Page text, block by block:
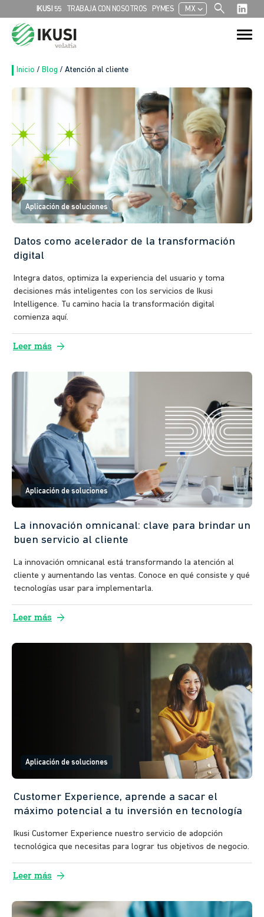
IKUSI 55 TRABAJA CON NOSOTROS PYMES MXchevron_left search
Search
for:
Search Button
Inicio / Blog / Atención al cliente
Aplicación de soluciones
Datos como acelerador de la transformación
digital
Integra datos, optimiza la experiencia del usuario y toma
decisiones más inteligentes con los servicios de Ikusi
Intelligence. Tu camino hacia la transformación digital
comienza aquí.
Leer más arrow_forward
Aplicación de soluciones
La innovación omnicanal: clave para brindar un
buen servicio al cliente
La innovación omnicanal está transformando la atención al
cliente y aumentando las ventas. Conoce en qué consiste y qué
tecnologías usar para implementarla.
Leer más arrow_forward
Aplicación de soluciones
Customer Experience, aprende a sacar el
máximo potencial a tu inversión en tecnología
Ikusi Customer Experience nuestro servicio de adopción
tecnológica que necesitas para lograr tus objetivos de negocio.
Leer más arrow_forward